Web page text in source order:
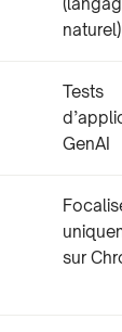
naturel)
Tests
GenAI
sur